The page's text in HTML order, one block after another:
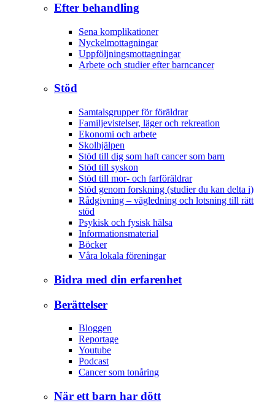
Efter behandling
Sena komplikationer
Nyckelmottagningar
Uppföljningsmottagningar
Arbete och studier efter barncancer
Stöd
Samtalsgrupper för föräldrar
Familjevistelser, läger och rekreation
Ekonomi och arbete
Skolhjälpen
Stöd till dig som haft cancer som barn
Stöd till syskon
Stöd till mor- och farföräldrar
Stöd genom forskning (studier du kan delta i)
Rådgivning – vägledning och lotsning till rätt
stöd
Psykisk och fysisk hälsa
Informationsmaterial
Böcker
Våra lokala föreningar
Bidra med din erfarenhet
Berättelser
Bloggen
Reportage
Youtube
Podcast
Cancer som tonåring
När ett barn har dött